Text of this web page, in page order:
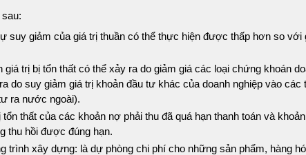
suy giảm của giá trị thuần có thể thực hiện được thấp hơn so với
trị bị tổn thất có thể xảy ra do giảm giá các loại chứng khoán
do suy giảm giá trị khoản đầu tư khác của doanh nghiệp vào các
ra nước ngoài).
thất của các khoản nợ phải thu đã quá hạn thanh toán và
thu hồi được đúng hạn.
trình xây dựng: là dự phòng chi phí cho những sản phẩm, hàng